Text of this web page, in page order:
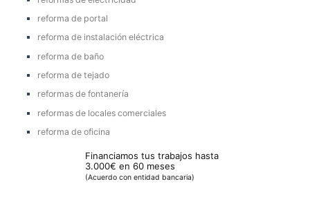
reforma de portal
reforma de instalación eléctrica
reforma de baño
reforma de tejado
reformas de fontanería
reformas de locales comerciales
reforma de oficina
Financiamos tus trabajos hasta
3.000€ en 60 meses
(Acuerdo con entidad bancaria)